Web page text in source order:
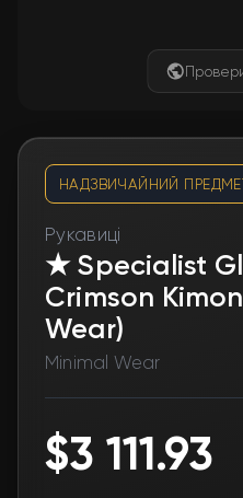
НАДЗВИЧАЙНИЙ
Рукавиці
★ Specialist
Crimson
Wear)
Minimal Wear
$3 111.93